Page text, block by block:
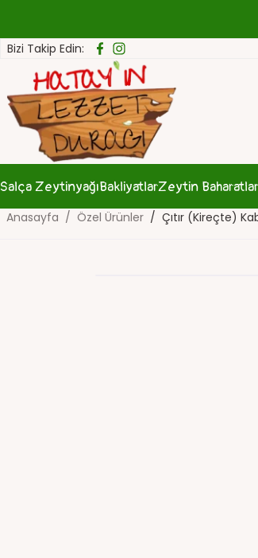
Bizi Takip Edin:
SalçaZeytinyağıBakliyatlarZeytin Baharatlar
Anasayfa Özel Ürünler Çıtır (Kireçte)